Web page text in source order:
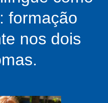
formação
nos dois